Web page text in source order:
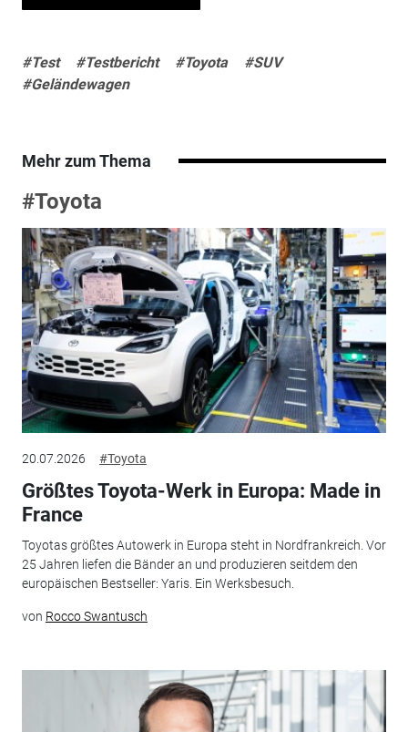
#Test #Testbericht #Toyota
#SUV
#Geländewagen
Mehr zum Thema
#Toyota
20.07.2026 #Toyota
Größtes Toyota-Werk in Europa: Made in
France
Toyotas größtes Autowerk in Europa steht in Nordfrankreich. Vor
25 Jahren liefen die Bänder an und produzieren seitdem den
europäischen Bestseller: Yaris. Ein Werksbesuch.
von Rocco Swantusch